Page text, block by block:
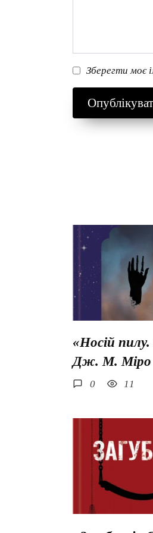
Зберегти моє
«Носій
Дж. М. Міро
0 11